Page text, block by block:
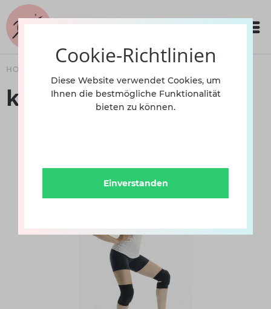
HOME
kNIESCHONER KS512
Cookie-Richtlinien
Diese Website verwendet Cookies, um
Ihnen die bestmögliche Funktionalität
bieten zu können.
Einverstanden